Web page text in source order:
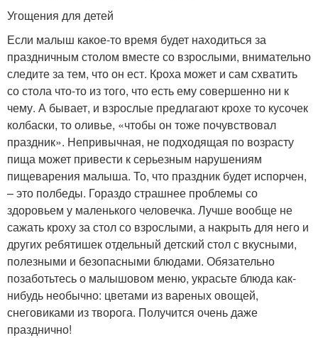
Угощения для детей
Если малыш какое-то время будет находиться за
праздничным столом вместе со взрослыми, внимательно
следите за тем, что он ест. Кроха может и сам схватить
со стола что-то из того, что есть ему совершенно ни к
чему. А бывает, и взрослые предлагают крохе то кусочек
колбаски, то оливье, «чтобы он тоже почувствовал
праздник». Непривычная, не подходящая по возрасту
пища может привести к серьезным нарушениям
пищеварения малыша. То, что праздник будет испорчен,
– это полбеды. Гораздо страшнее проблемы со
здоровьем у маленького человечка. Лучше вообще не
сажать кроху за стол со взрослыми, а накрыть для него и
других ребятишек отдельный детский стол с вкусными,
полезными и безопасными блюдами. Обязательно
позаботьтесь о малышовом меню, украсьте блюда как-
нибудь необычно: цветами из вареных овощей,
снеговиками из творога. Получится очень даже
празднично!